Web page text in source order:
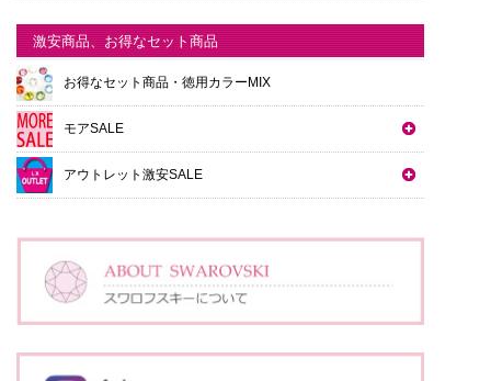
激安商品、お得なセット商品
お得なセット商品・徳用カラーMIX
モアSALE
アウトレット激安SALE